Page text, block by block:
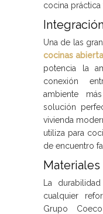
cocina práctica
Una de las
cocinas
potencia la
conexión
ambiente
solución
vivienda
utiliza para
de encuentro
La
cualquier
Grupo